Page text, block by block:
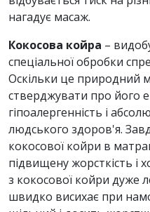
нагадує масаж.
Кокосова койра –
спеціальної обробки
Оскільки це природний
стверджувати про його
гіпоалергенність і
людського здоров'я.
кокосової койри в
підвищену жорсткість і
з кокосової койри дуже
швидко висихає при